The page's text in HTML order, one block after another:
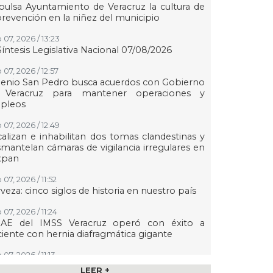
Ayuntamiento de Veracruz la cultura de
en la niñez del municipio
07, 2026 / 13:23
Legislativa Nacional 07/08/2026
2026 / 12:57
San Pedro busca acuerdos con Gobierno
Veracruz para mantener operaciones y
07, 2026 / 12:49
e inhabilitan dos tomas clandestinas y
cámaras de vigilancia irregulares en
2026 / 11:52
cinco siglos de historia en nuestro país
2026 / 11:24
del IMSS Veracruz operó con éxito a
con hernia diafragmática gigante
07, 2026 / 11:13
suplente de Ixhuatlán del Sureste dice
LEER +